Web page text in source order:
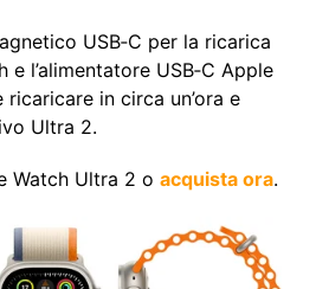
USB‑C per la ricarica
e l’alimentatore USB‑C Apple
in circa un’ora e
Ultra 2.
Watch Ultra 2 o acquista ora.